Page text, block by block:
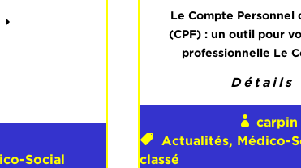
Social
Le Compte Personnel
(CPF) : un outil pour
professionnelle Le
Détails
carpin
Actualités, Médico-
classé